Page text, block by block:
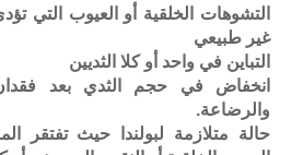
التشوهات الخلقية أو العيوب التي
غير طبيعي
التباين في واحد أو كلا الثديين
انخفاض في حجم الثدي بعد
والرضاعة.
حالة متلازمة لبولندا حيث تفتقر